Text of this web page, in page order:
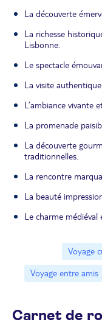
La découverte
La richesse
Lisbonne.
Le spectacle
La visite
L’ambiance vivante
La promenade
La découverte
traditionnelles.
La rencontre
La beauté
Le charme médiéval
Voyage
Voyage entre amis
Carnet de